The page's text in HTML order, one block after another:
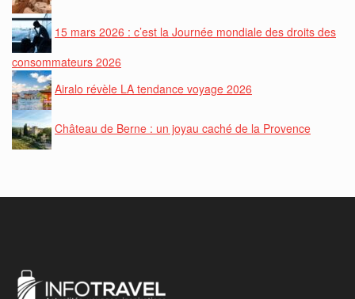
15 mars 2026 : c’est la Journée mondiale des droits des
consommateurs 2026
Airalo révèle LA tendance voyage 2026
Château de Berne : un joyau caché de la Provence